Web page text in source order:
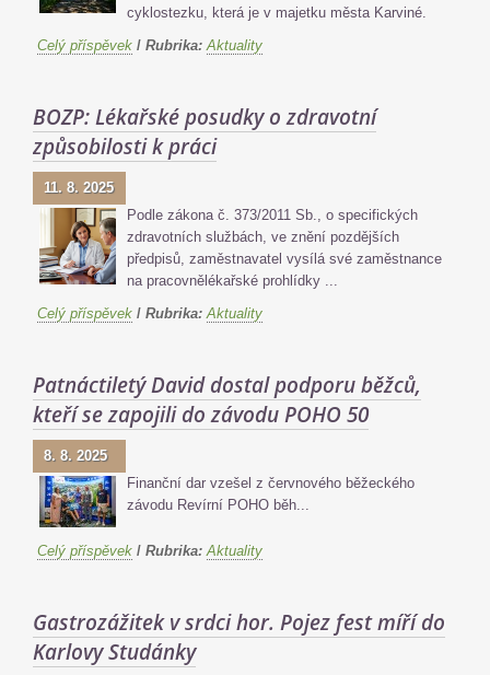
cyklostezku, která je v majetku města Karviné.
Celý příspěvek / Rubrika: Aktuality
BOZP: Lékařské posudky o zdravotní
způsobilosti k práci
11. 8. 2025
Podle zákona č. 373/2011 Sb., o specifických
zdravotních službách, ve znění pozdějších
předpisů, zaměstnavatel vysílá své zaměstnance
na pracovnělékařské prohlídky ...
Celý příspěvek / Rubrika: Aktuality
Patnáctiletý David dostal podporu běžců,
kteří se zapojili do závodu POHO 50
8. 8. 2025
Finanční dar vzešel z červnového běžeckého
závodu Revírní POHO běh...
Celý příspěvek / Rubrika: Aktuality
Gastrozážitek v srdci hor. Pojez fest míří do
Karlovy Studánky